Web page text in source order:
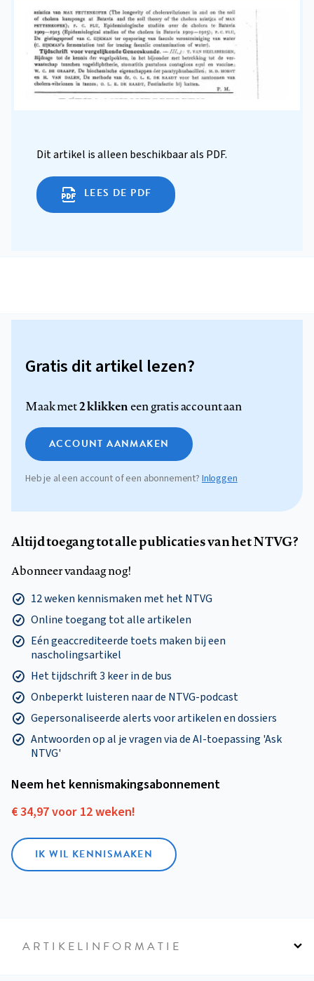
Dit artikel is alleen beschikbaar als PDF.
LEES DE PDF
Gratis dit artikel lezen?
Maak met2 klikkeneen gratis account aan
ACCOUNT AANMAKEN
Heb je al een account of een abonnement? Inloggen
Altijd toegang tot alle publicaties van het NTVG?
Abonneer vandaag nog!
12 weken kennismaken met het NTVG
Online toegang tot alle artikelen
Eén geaccrediteerde toets maken bij een
nascholingsartikel
Het tijdschrift 3 keer in de bus
Onbeperkt luisteren naar de NTVG-podcast
Gepersonaliseerde alerts voor artikelen en dossiers
Antwoorden op al je vragen via de AI-toepassing 'Ask
NTVG'
Neem het kennismakings­abonnement
€ 34,97 voor 12 weken!
IK WIL KENNISMAKEN
ARTIKELINFORMATIE